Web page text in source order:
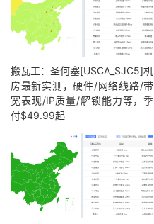
搬瓦工：圣何塞[USCA_SJC5]机
房最新实测，硬件/网络线路/带
宽表现/IP质量/解锁能力等，季
付$49.99起